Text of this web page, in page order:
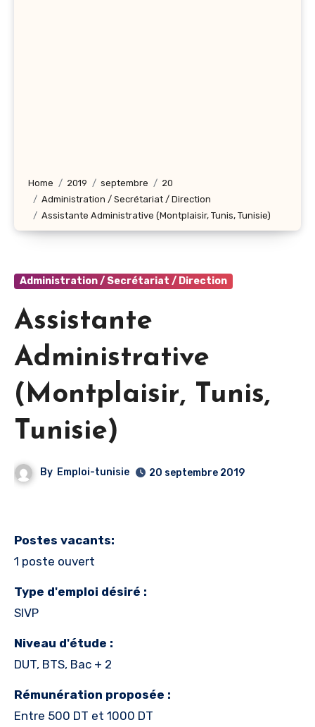
Home 2019 septembre
20
Administration / Secrétariat / Direction
Assistante Administrative (Montplaisir, Tunis, Tunisie)
Administration / Secrétariat / Direction
Assistante
Administrative
(Montplaisir, Tunis,
Tunisie)
By Emploi-tunisie 20 septembre 2019
Postes vacants:
1 poste ouvert
Type d'emploi désiré :
SIVP
Niveau d'étude :
DUT, BTS, Bac + 2
Rémunération proposée :
Entre 500 DT et 1000 DT